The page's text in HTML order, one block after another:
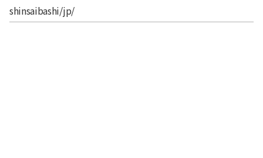
shinsaibashi/jp/